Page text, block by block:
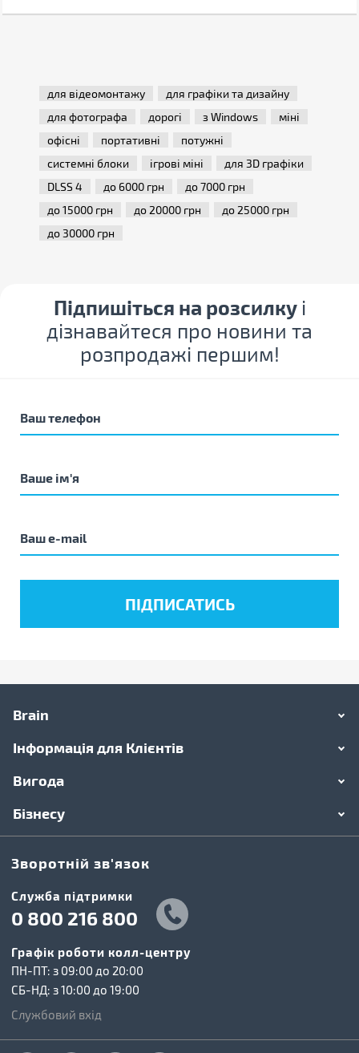
10-15% дорожчі за ціну рекомендовану виробником, але падіння
для відеомонтажу
для графіки та дизайну
для фотографа
дорогі з Windows
міні
офісні
портативні
потужні
системні блоки
ігрові міні
для 3D графіки
DLSS 4
до 6000 грн
до 7000 грн
до 15000 грн
до 20000 грн
до 25000 грн
до 30000 грн
Підпишіться на розсилку і
дізнавайтеся про новини та
розпродажі першим!
Brain
Інформація для Клієнтів
Вигода
Бізнесу
Зворотній зв'язок
Cлужба підтримки
0 800 216 800
Графік роботи колл-центру
ПН-ПТ: з 09:00 до 20:00
СБ-НД: з 10:00 до 19:00
Службовий вхід